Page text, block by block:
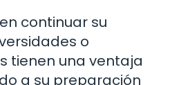
continuar su
o
tienen una ventaja
a su preparación